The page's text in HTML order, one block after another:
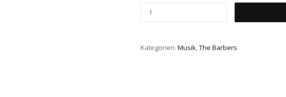
Kategorien: Musik,The Barbers